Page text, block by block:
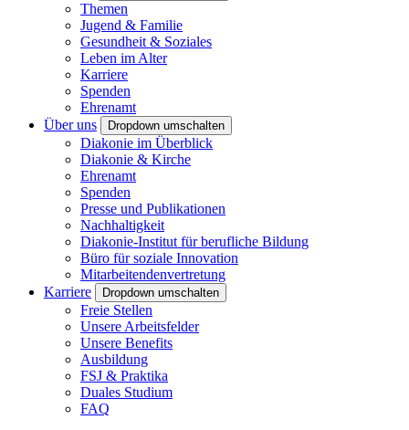
Themen
Jugend & Familie
Gesundheit & Soziales
Leben im Alter
Karriere
Spenden
Ehrenamt
Über uns
Dropdown umschalten
Diakonie im Überblick
Diakonie & Kirche
Ehrenamt
Spenden
Presse und Publikationen
Nachhaltigkeit
Diakonie-Institut für berufliche Bildung
Büro für soziale Innovation
Mitarbeitendenvertretung
Karriere
Dropdown umschalten
Freie Stellen
Unsere Arbeitsfelder
Unsere Benefits
Ausbildung
FSJ & Praktika
Duales Studium
FAQ